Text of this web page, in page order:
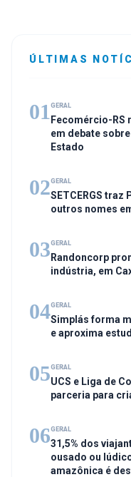
ÚLTIMAS
01 GERAL
Fecomércio-RS
em debate
Estado
02GERAL
SETCERGS traz
outros nomes
03GERAL
Randoncorp
indústria, em
04GERAL
Simplás forma
e aproxima
05GERAL
UCS e Liga de
parceria para
06GERAL
31,5% dos
ousado ou
amazônica é